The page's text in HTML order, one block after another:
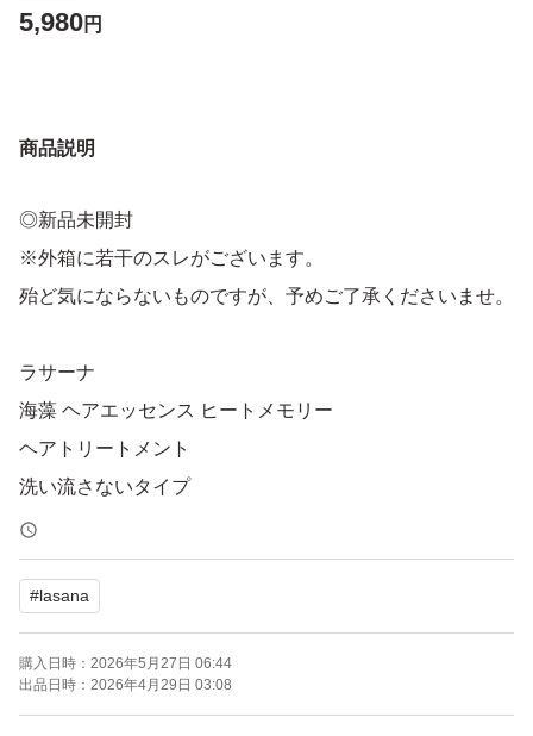
5,980円
商品説明
◎新品未開封
※外箱に若干のスレがございます。
殆ど気にならないものですが、予めご了承くださいませ。
ラサーナ
海藻 ヘアエッセンス ヒートメモリー
ヘアトリートメント
洗い流さないタイプ
ピンクグレープフルーツの香り
Msize 75ml
３点
宅急便コンパクトで発送いたします。
#lasana
購入日時： 2026年5月27日 06:44
出品日時： 2026年4月29日 03:08